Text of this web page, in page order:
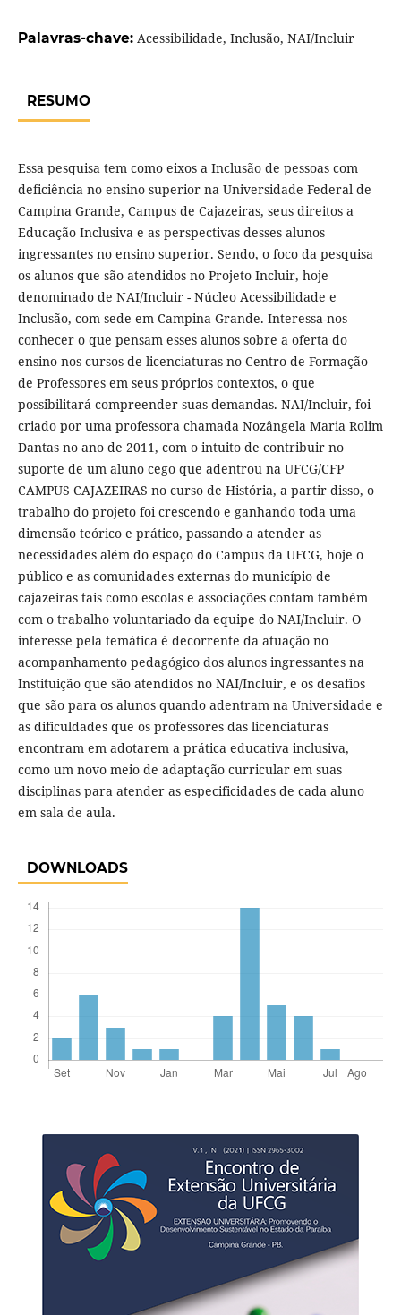
Palavras-chave: Acessibilidade, Inclusão, NAI/Incluir
RESUMO
Essa pesquisa tem como eixos a Inclusão de pessoas com
deficiência no ensino superior na Universidade Federal de
Campina Grande, Campus de Cajazeiras, seus direitos a
Educação Inclusiva e as perspectivas desses alunos
ingressantes no ensino superior. Sendo, o foco da pesquisa
os alunos que são atendidos no Projeto Incluir, hoje
denominado de NAI/Incluir - Núcleo Acessibilidade e
Inclusão, com sede em Campina Grande. Interessa-nos
conhecer o que pensam esses alunos sobre a oferta do
ensino nos cursos de licenciaturas no Centro de Formação
de Professores em seus próprios contextos, o que
possibilitará compreender suas demandas. NAI/Incluir, foi
criado por uma professora chamada Nozângela Maria Rolim
Dantas no ano de 2011, com o intuito de contribuir no
suporte de um aluno cego que adentrou na UFCG/CFP
CAMPUS CAJAZEIRAS no curso de História, a partir disso, o
trabalho do projeto foi crescendo e ganhando toda uma
dimensão teórico e prático, passando a atender as
necessidades além do espaço do Campus da UFCG, hoje o
público e as comunidades externas do município de
cajazeiras tais como escolas e associações contam também
com o trabalho voluntariado da equipe do NAI/Incluir. O
interesse pela temática é decorrente da atuação no
acompanhamento pedagógico dos alunos ingressantes na
Instituição que são atendidos no NAI/Incluir, e os desafios
que são para os alunos quando adentram na Universidade e
as dificuldades que os professores das licenciaturas
encontram em adotarem a prática educativa inclusiva,
como um novo meio de adaptação curricular em suas
disciplinas para atender as especificidades de cada aluno
em sala de aula.
DOWNLOADS